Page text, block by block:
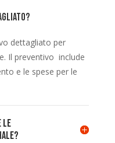
dettagliato per
Il preventivo include
e le spese per le
le